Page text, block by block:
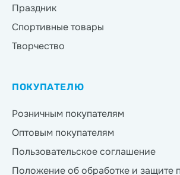
Праздник
Спортивные товары
Творчество
ПОКУПАТЕЛЮ
Розничным покупателям
Оптовым покупателям
Пользовательское соглашение
Положение об обработке и защите